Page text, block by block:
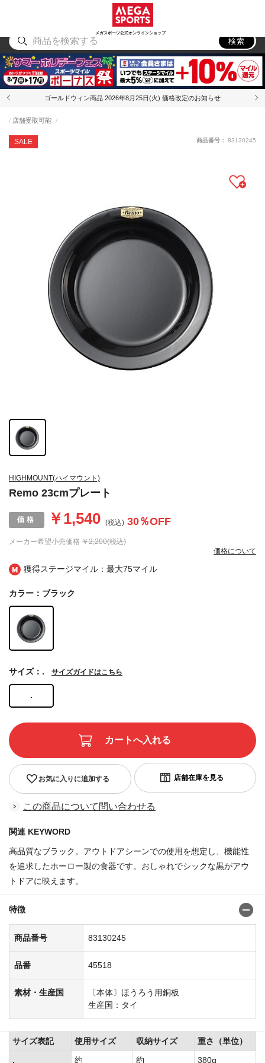
メガスポーツ公式オンラインショップ
アウトドア
検索
ゴールドウィン商品 2026年8月25日(火) 価格改定のお知らせ
獲得ステージマイル：最大75マイル
HIGHMOUNT(ハイマウント)
Remo 23cmプレート
SALE
店舗受取可能
メーカー希望小売価格 ￥2,200(税込)
￥1,540 (税込) 30％OFF
価格について
商品番号： 83130245
カラー：ブラック
.
サイズ：. サイズガイドはこちら
お気に入りに追加する
この商品について問い合わせる
関連 KEYWORD
高品質なブラック。アウトドアシーンでの使用を想定し、機能性
を追求したホーロー製の食器です。おしゃれでシックな黒がアウ
トドアに映えます。
特徴
商品番号 83130245
品番 45518
素材・生産国
〔本体〕ほうろう用銅板
生産国：タイ
サイズ表記 使用サイズ 収納サイズ
重さ（単位）
.
約 約 380g